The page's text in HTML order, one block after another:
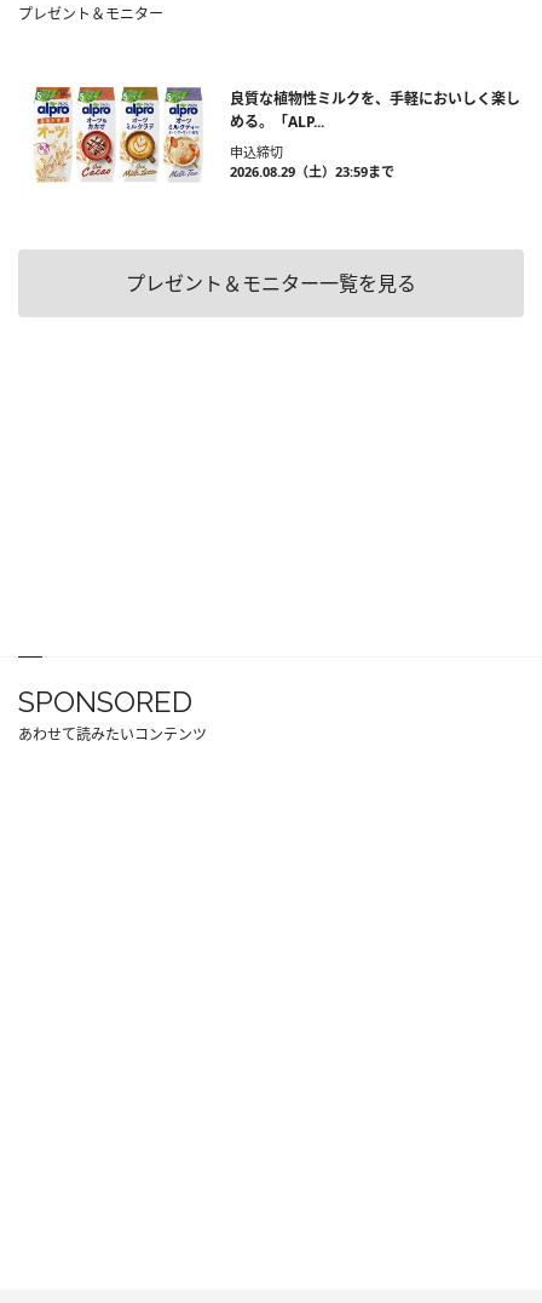
プレゼント＆モニター
良質な植物性ミルクを、手軽においしく楽し
める。「ALP...
申込締切
2026.08.29（土）23:59まで
プレゼント＆モニター一覧を見る
SPONSORED
あわせて読みたいコンテンツ